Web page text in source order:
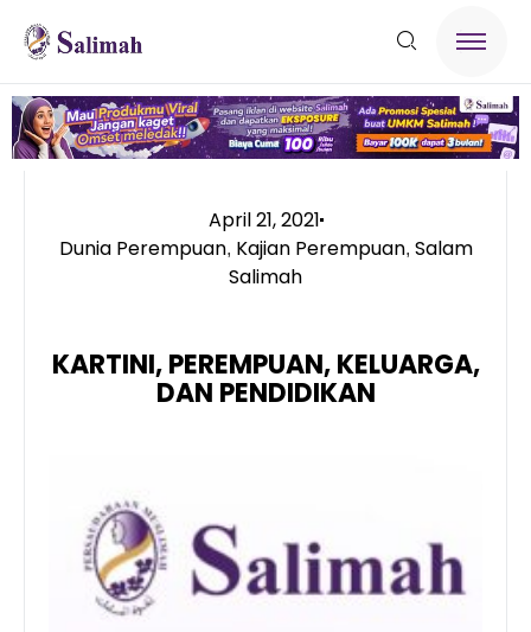
April 21, 2021
Dunia Perempuan, Kajian Perempuan, Salam
Salimah
KARTINI, PEREMPUAN, KELUARGA,
DAN PENDIDIKAN